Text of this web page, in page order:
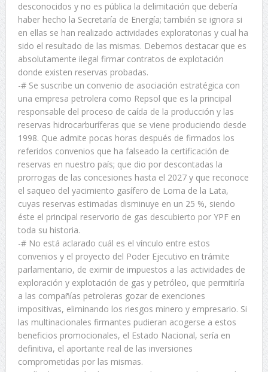
desconocidos y no es pública la delimitación que debería
haber hecho la Secretaría de Energía; también se ignora si
en ellas se han realizado actividades exploratorias y cual ha
sido el resultado de las mismas. Debemos destacar que es
absolutamente ilegal firmar contratos de explotación
donde existen reservas probadas.
-# Se suscribe un convenio de asociación estratégica con
una empresa petrolera como Repsol que es la principal
responsable del proceso de caída de la producción y las
reservas hidrocarburíferas que se viene produciendo desde
1998. Que admite pocas horas después de firmados los
referidos convenios que ha falseado la certificación de
reservas en nuestro país; que dio por descontadas la
prorrogas de las concesiones hasta el 2027 y que reconoce
el saqueo del yacimiento gasífero de Loma de la Lata,
cuyas reservas estimadas disminuye en un 25 %, siendo
éste el principal reservorio de gas descubierto por YPF en
toda su historia.
-# No está aclarado cuál es el vínculo entre estos
convenios y el proyecto del Poder Ejecutivo en trámite
parlamentario, de eximir de impuestos a las actividades de
exploración y explotación de gas y petróleo, que permitiría
a las compañías petroleras gozar de exenciones
impositivas, eliminando los riesgos minero y empresario. Si
las multinacionales firmantes pudieran acogerse a estos
beneficios promocionales, el Estado Nacional, sería en
definitiva, el aportante real de las inversiones
comprometidas por las mismas.